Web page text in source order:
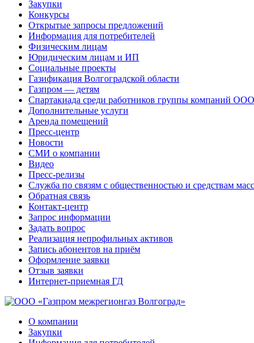
Закупки
Конкурсы
Открытые запросы предложений
Информация для потребителей
Физическим лицам
Юридическим лицам и ИП
Социальные проекты
Газификация Волгоградской области
Газпром — детям
Спартакиада среди работников группы компаний
Дополнительные услуги
Аренда помещений
Пресс-центр
Новости
СМИ о компании
Видео
Пресс-релизы
Служба по связям с общественностью и средствам
Обратная связь
Контакт-центр
Запрос информации
Задать вопрос
Реализация непрофильных активов
Запись абонентов на приём
Оформление заявки
Отзыв заявки
Интернет-приемная ГД
О компании
Закупки